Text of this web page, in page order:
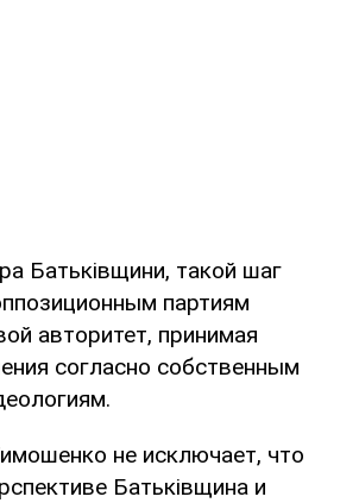
Батьківщини, такой шаг
партиям
авторитет, принимая
согласно собственным
не исключает, что
Батьківщина и